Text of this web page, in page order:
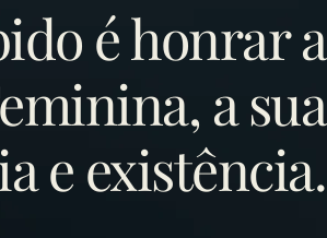
é honrar a
a sua
e existência.